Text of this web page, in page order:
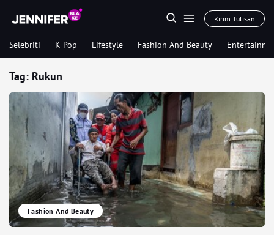
Kirim Tulisan
Selebriti K-Pop Lifestyle Fashion And Beauty
Tag: Rukun
Fashion And Beauty